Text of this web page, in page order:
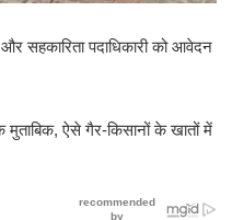
सहकारिता पदाधिकारी को आवेदन
ऐसे गैर-किसानों के खातों में